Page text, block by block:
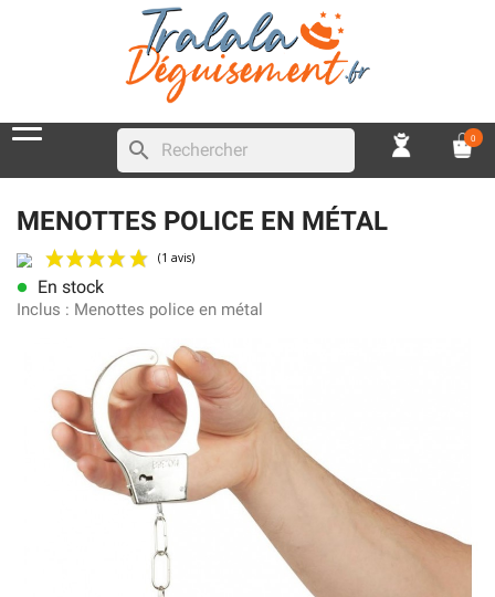
search 0
MENOTTES POLICE EN MÉTAL
(1 avis)
lens En stock
Inclus : Menottes police en métal